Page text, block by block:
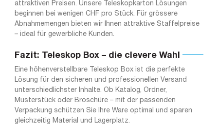
attraktiven Preisen. Unsere Teleskopkarton Lösungen
beginnen bei wenigen CHF pro Stück. Für grössere
Abnahmemengen bieten wir Ihnen attraktive Staffelpreise
– ideal für gewerbliche Kunden.
Fazit: Teleskop Box – die clevere Wahl
Eine höhenverstellbare Teleskop Box ist die perfekte
Lösung für den sicheren und professionellen Versand
unterschiedlichster Inhalte. Ob Katalog, Ordner,
Musterstück oder Broschüre – mit der passenden
Verpackung schützen Sie Ihre Ware optimal und sparen
gleichzeitig Material und Lagerplatz.